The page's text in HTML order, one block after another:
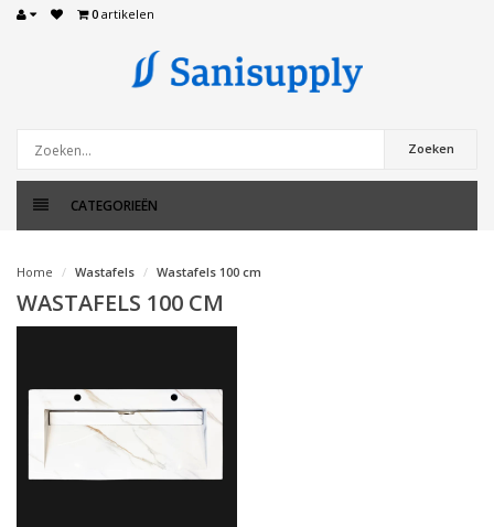
0 artikelen
Zoeken
CATEGORIEËN
Home Wastafels Wastafels 100 cm
WASTAFELS 100 CM